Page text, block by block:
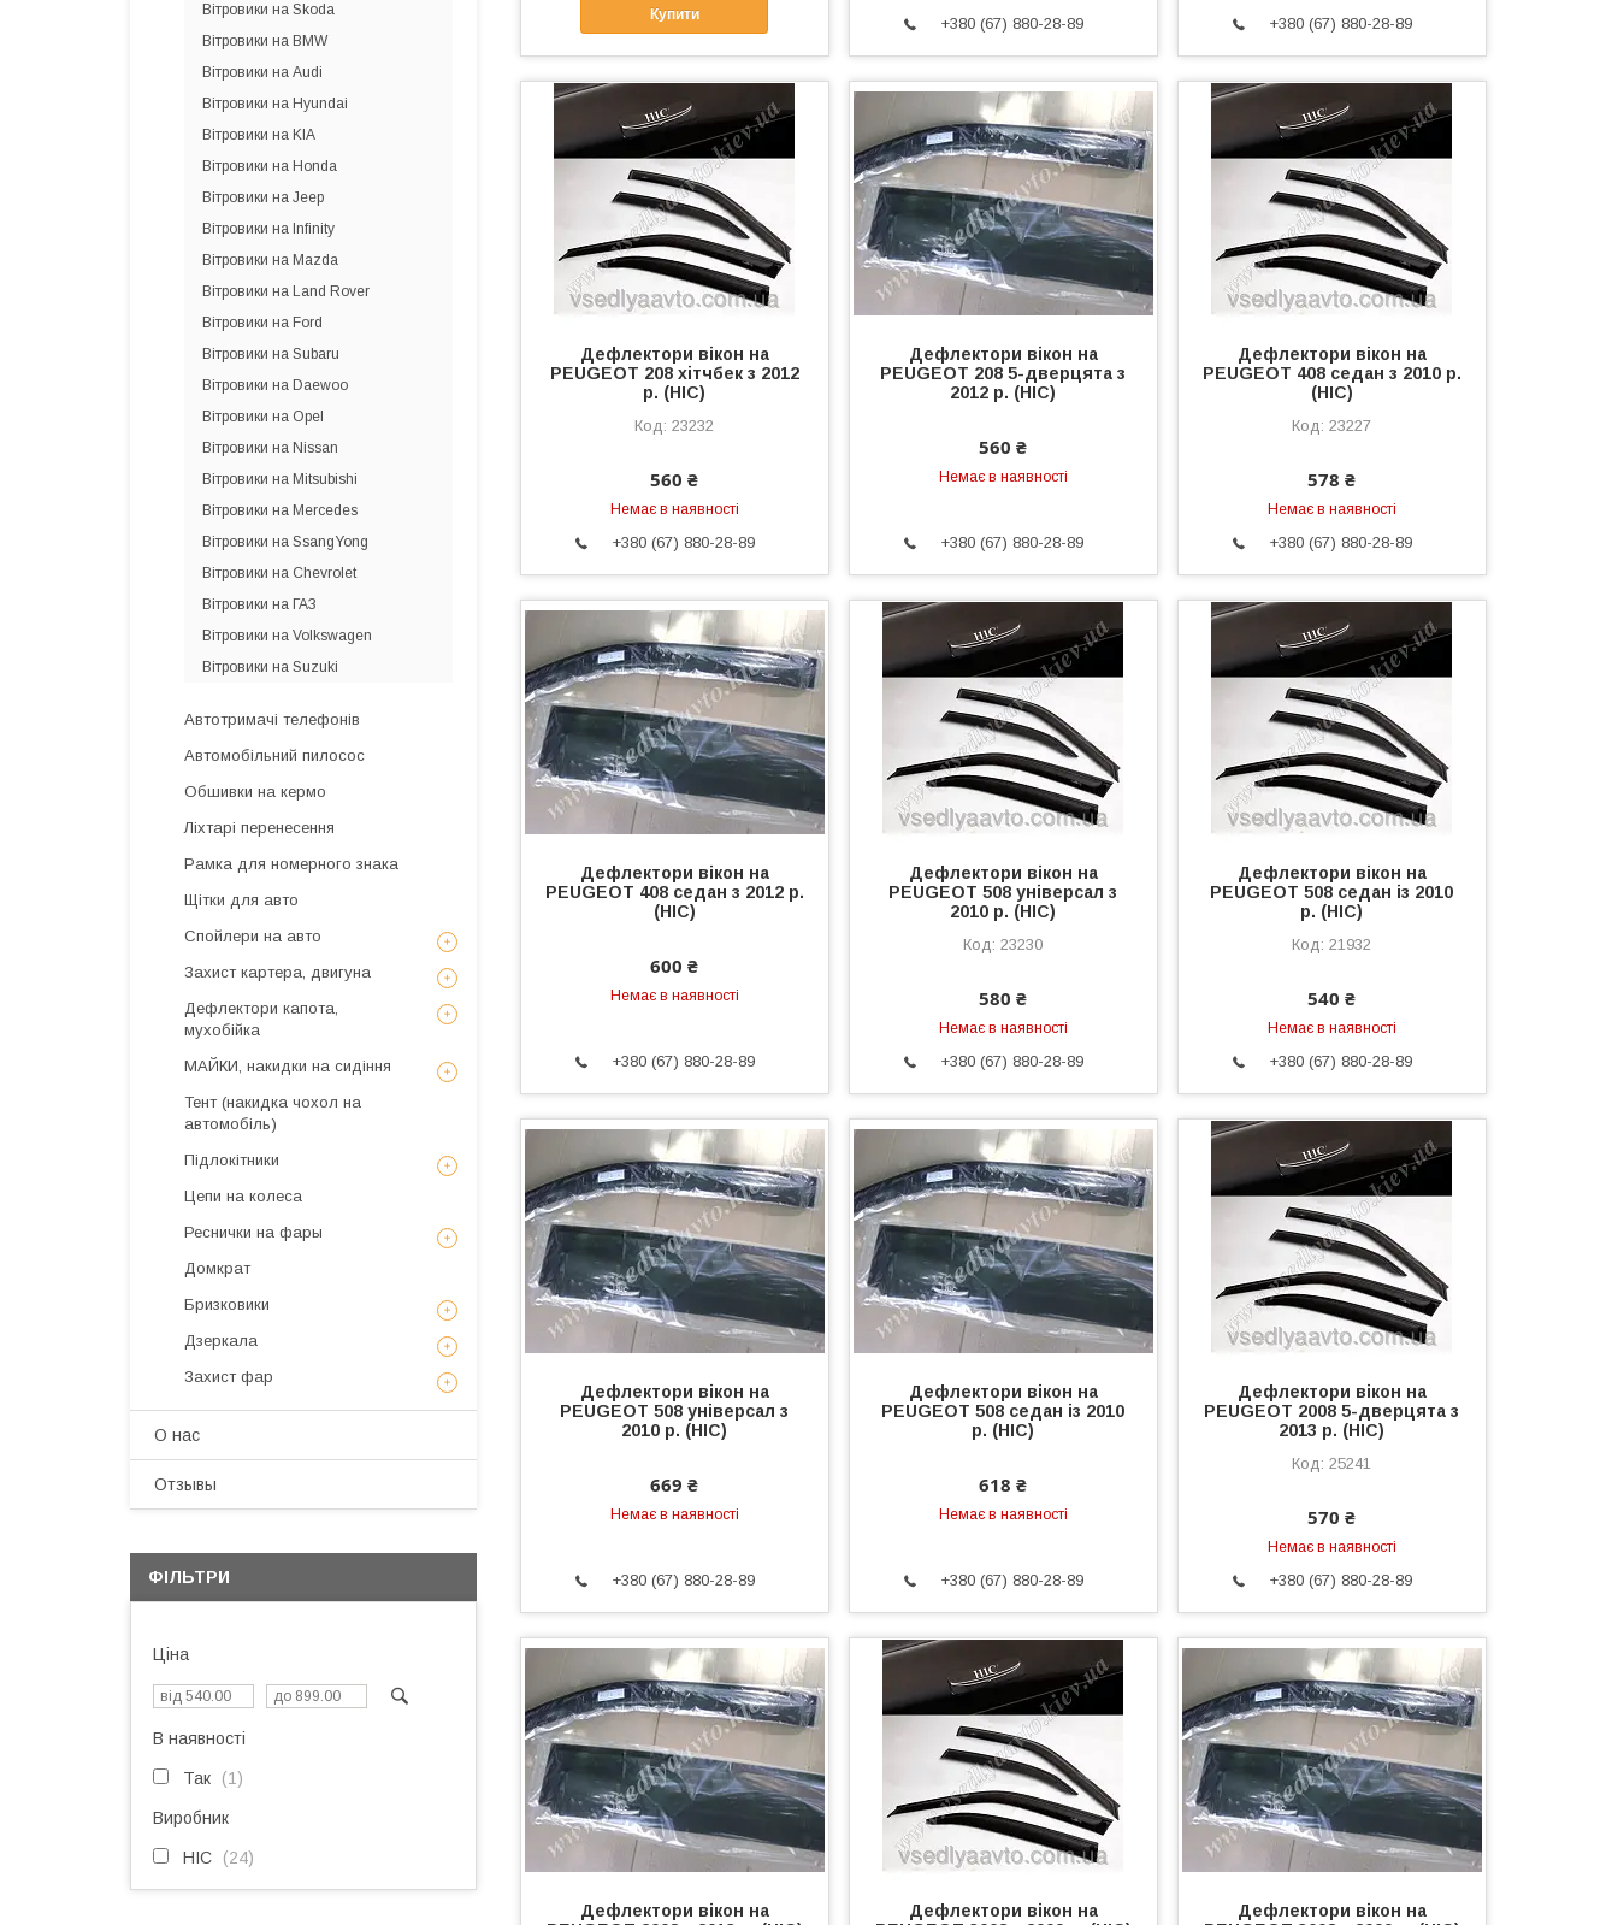
Купити
+380 (67) 880-28-89 +380 (67) 880-28-89
Дефлектори вікон на
PEUGEOT 208 хітчбек з 2012
р. (HIC)
23232
560 ₴
Немає в наявності
+380 (67) 880-28-89
Дефлектори вікон на
PEUGEOT 208 5-дверцята з
2012 р. (HIC)
560 ₴
Немає в наявності
+380 (67) 880-28-89
Дефлектори вікон на
PEUGEOT 408 седан з 2010 р.
(HIC)
23227
578 ₴
Немає в наявності
+380 (67) 880-28-89
Дефлектори вікон на
PEUGEOT 408 седан з 2012 р.
(HIC)
600 ₴
Немає в наявності
+380 (67) 880-28-89
Дефлектори вікон на
PEUGEOT 508 універсал з
2010 р. (HIC)
23230
580 ₴
Немає в наявності
+380 (67) 880-28-89
Дефлектори вікон на
PEUGEOT 508 седан із 2010
р. (HIC)
21932
540 ₴
Немає в наявності
+380 (67) 880-28-89
Дефлектори вікон на
PEUGEOT 508 універсал з
2010 р. (HIC)
669 ₴
Немає в наявності
+380 (67) 880-28-89
Дефлектори вікон на
PEUGEOT 508 седан із 2010
р. (HIC)
618 ₴
Немає в наявності
+380 (67) 880-28-89
Дефлектори вікон на
PEUGEOT 2008 5-дверцята з
2013 р. (HIC)
25241
570 ₴
Немає в наявності
+380 (67) 880-28-89
Дефлектори вікон на
Дефлектори вікон на
Дефлектори вікон на
Вітровики на Skoda
Вітровики на BMW
Вітровики на Audi
Вітровики на Hyundai
Вітровики на KIA
Вітровики на Honda
Вітровики на Jeep
Вітровики на Infinity
Вітровики на Mazda
Вітровики на Land Rover
Вітровики на Ford
Вітровики на Subaru
Вітровики на Daewoo
Вітровики на Opel
Вітровики на Nissan
Вітровики на Mitsubishi
Вітровики на Mercedes
Вітровики на SsangYong
Вітровики на Chevrolet
Вітровики на ГАЗ
Вітровики на Volkswagen
Вітровики на Suzuki
Автотримачі телефонів
Автомобільний пилосос
Обшивки на кермо
Ліхтарі перенесення
Рамка для номерного знака
Щітки для авто
Спойлери на авто
Захист картера, двигуна
Дефлектори капота,
мухобійка
МАЙКИ, накидки на сидіння
Тент (накидка чохол на
автомобіль)
Підлокітники
Цепи на колеса
Реснички на фары
Домкрат
Бризковики
Дзеркала
Захист фар
О нас
Отзывы
ФІЛЬТРИ
Ціна
В наявності
Так 1
Виробник
HIC 24